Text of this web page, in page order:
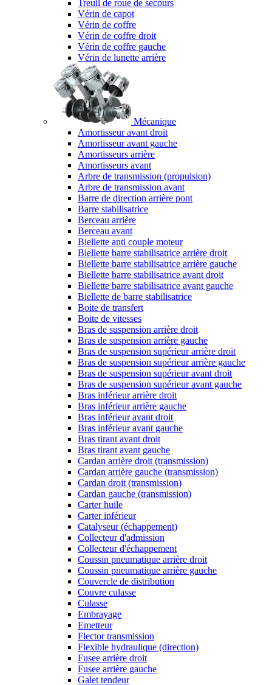
Treuil de roue de secours
Vérin de capot
Vérin de coffre
Vérin de coffre droit
Vérin de coffre gauche
Vérin de lunette arrière
Mécanique
Amortisseur avant droit
Amortisseur avant gauche
Amortisseurs arrière
Amortisseurs avant
Arbre de transmission (propulsion)
Arbre de transmission avant
Barre de direction arrière pont
Barre stabilisatrice
Berceau arrière
Berceau avant
Biellette anti couple moteur
Biellette barre stabilisatrice arrière droit
Biellette barre stabilisatrice arrière gauche
Biellette barre stabilisatrice avant droit
Biellette barre stabilisatrice avant gauche
Biellette de barre stabilisatrice
Boite de transfert
Boite de vitesses
Bras de suspension arrière droit
Bras de suspension arrière gauche
Bras de suspension supérieur arrière droit
Bras de suspension supérieur arrière gauche
Bras de suspension supérieur avant droit
Bras de suspension supérieur avant gauche
Bras inférieur arrière droit
Bras inférieur arrière gauche
Bras inférieur avant droit
Bras inférieur avant gauche
Bras tirant avant droit
Bras tirant avant gauche
Cardan arrière droit (transmission)
Cardan arrière gauche (transmission)
Cardan droit (transmission)
Cardan gauche (transmission)
Carter huile
Carter inférieur
Catalyseur (échappement)
Collecteur d'admission
Collecteur d'échappement
Coussin pneumatique arrière droit
Coussin pneumatique arrière gauche
Couvercle de distribution
Couvre culasse
Culasse
Embrayage
Emetteur
Flector transmission
Flexible hydraulique (direction)
Fusee arrière droit
Fusee arrière gauche
Galet tendeur